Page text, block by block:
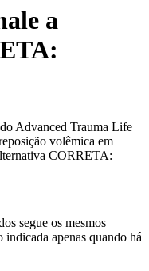
a
Advanced Trauma Life
volêmica em
CORRETA:
segue os mesmos
apenas quando há